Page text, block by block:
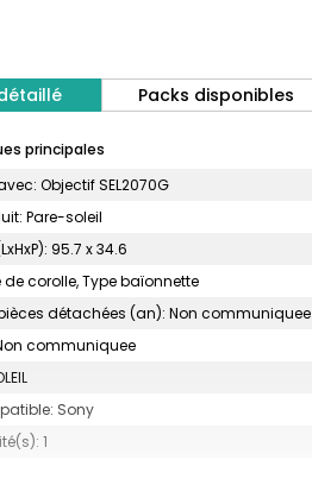
Packs disponibles
principales
Objectif SEL2070G
Pare-soleil
95.7 x 34.6
de corolle, Type baïonnette
détachées (an): Non communiquee
communiquee
Sony
1